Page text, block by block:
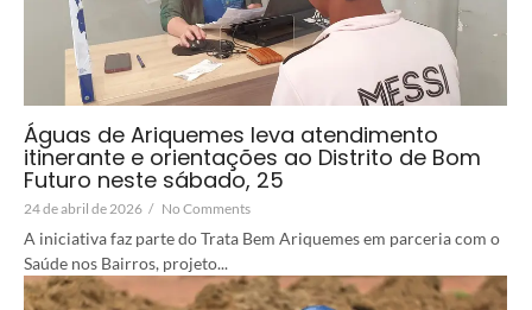
Águas de Ariquemes leva atendimento
itinerante e orientações ao Distrito de Bom
Futuro neste sábado, 25
24 de abril de 2026 / No Comments
A iniciativa faz parte do Trata Bem Ariquemes em parceria com o
Saúde nos Bairros, projeto...